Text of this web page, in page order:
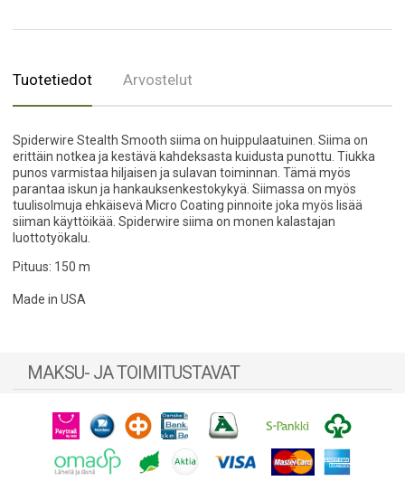
Tuotetiedot Arvostelut
Spiderwire Stealth Smooth siima on huippulaatuinen. Siima on
erittäin notkea ja kestävä kahdeksasta kuidusta punottu. Tiukka
punos varmistaa hiljaisen ja sulavan toiminnan. Tämä myös
parantaa iskun ja hankauksenkestokykyä. Siimassa on myös
tuulisolmuja ehkäisevä Micro Coating pinnoite joka myös lisää
siiman käyttöikää. Spiderwire siima on monen kalastajan
luottotyökalu.
Pituus: 150 m
Made in USA
MAKSU- JA TOIMITUSTAVAT